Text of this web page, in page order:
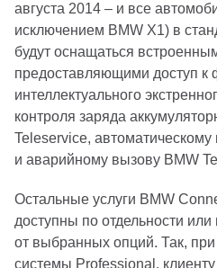
августа 2014 – и все
исключением BMW X1) в
будут оснащаться
предоставляющими доступ к
интеллектуального
контроля заряда
Teleservice,
и аварийному вызову BMW
Остальные услуги BMW
доступны по отдельности
от выбранных опций. Так, при
системы Professional,